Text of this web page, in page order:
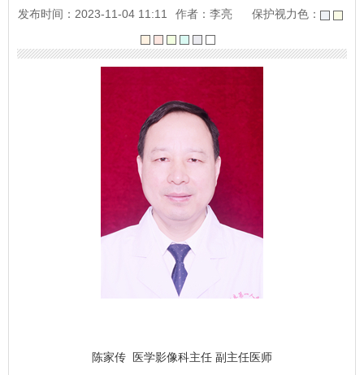
发布时间：2023-11-04 11:11 作者：李亮 保护视力色：
陈家传 医学影像科主任 副主任医师